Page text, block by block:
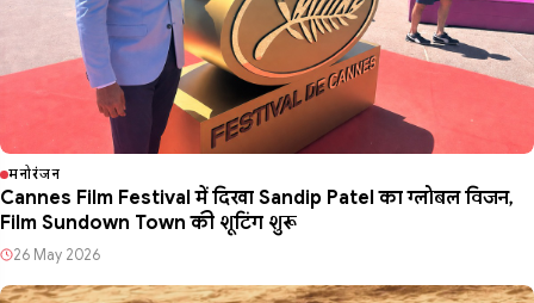
मनोरंजन
Cannes Film Festival में दिखा Sandip Patel का ग्लोबल विजन,
Film Sundown Town की शूटिंग शुरू
26 May 2026